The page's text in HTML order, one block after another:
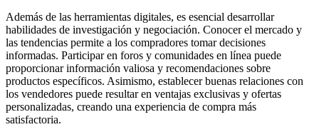
Además de las herramientas digitales, es esencial desarrollar
habilidades de investigación y negociación. Conocer el mercado y
las tendencias permite a los compradores tomar decisiones
informadas. Participar en foros y comunidades en línea puede
proporcionar información valiosa y recomendaciones sobre
productos específicos. Asimismo, establecer buenas relaciones con
los vendedores puede resultar en ventajas exclusivas y ofertas
personalizadas, creando una experiencia de compra más
satisfactoria.